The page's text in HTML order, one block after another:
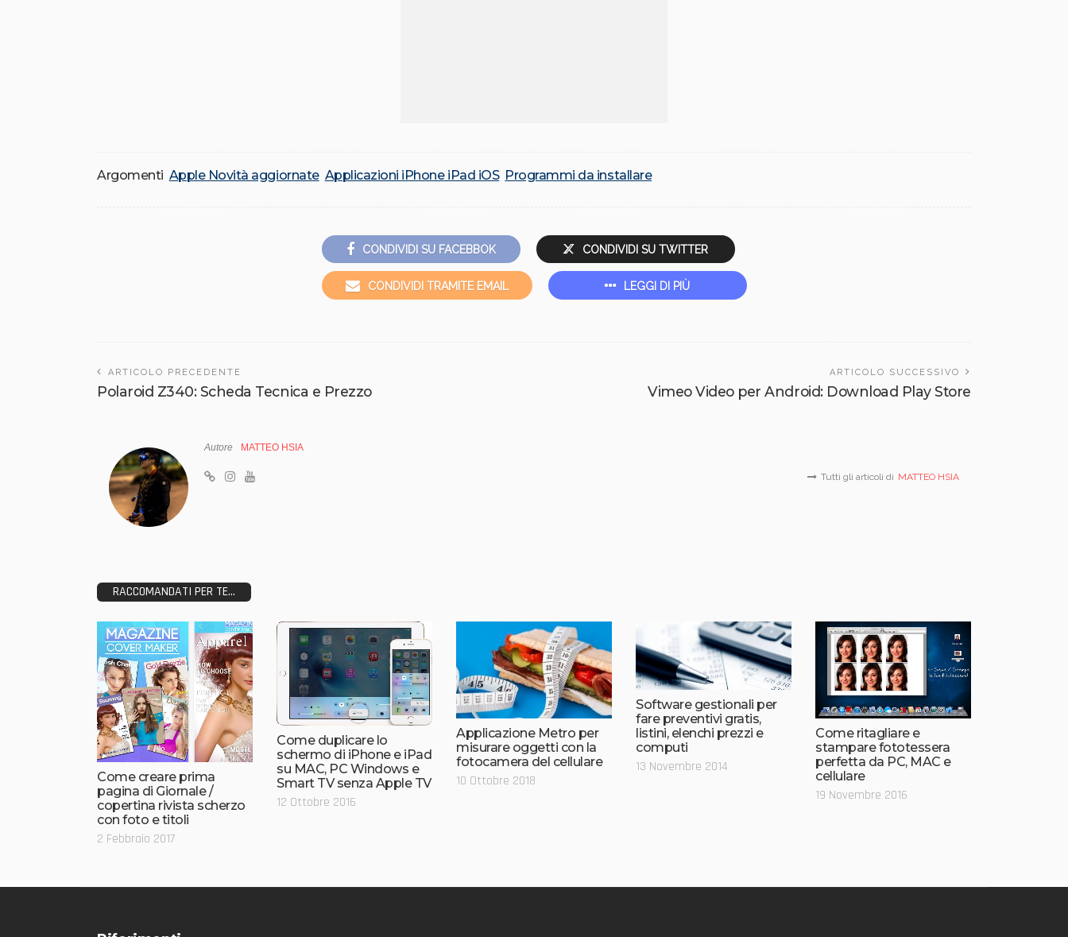
Argomenti Apple Novità aggiornate Applicazioni iPhone iPad iOS Programmi da installare
CONDIVIDI SU FACEBBOK CONDIVIDI SU TWITTER
CONDIVIDI TRAMITE EMAIL LEGGI DI PIÙ
ARTICOLO PRECEDENTE
Polaroid Z340: Scheda Tecnica e Prezzo
ARTICOLO SUCCESSIVO
Vimeo Video per Android: Download Play Store
Autore MATTEO HSIA
Tutti gli articoli di MATTEO HSIA
RACCOMANDATI PER TE...
Come creare prima
pagina di Giornale /
copertina rivista scherzo
con foto e titoli
2 Febbraio 2017
Come duplicare lo
schermo di iPhone e iPad
su MAC, PC Windows e
Smart TV senza Apple TV
12 Ottobre 2016
Applicazione Metro per
misurare oggetti con la
fotocamera del cellulare
10 Ottobre 2018
Software gestionali per
fare preventivi gratis,
listini, elenchi prezzi e
computi
13 Novembre 2014
Come ritagliare e
stampare fototessera
perfetta da PC, MAC e
cellulare
19 Novembre 2016